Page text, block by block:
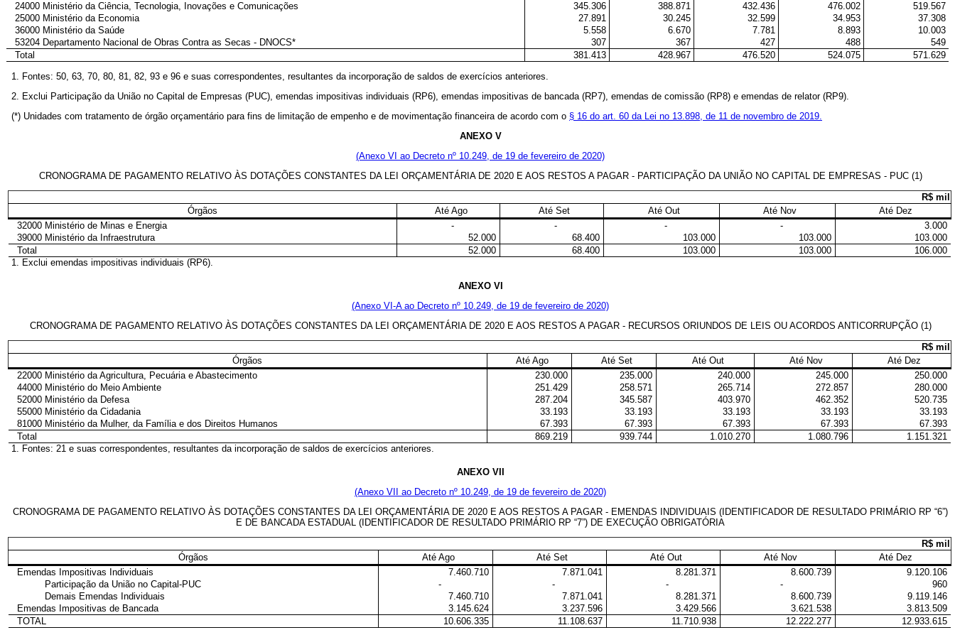
24000 Ministério da Ciência, Tecnologia, Inovações e Comunicações
345.306 388.871 432.436 476.002
519.567
25000 Ministério da Economia
27.891 30.245 32.599 34.953
37.308
36000 Ministério da Saúde
5.558 6.670 7.781 8.893
10.003
53204 Departamento Nacional de Obras Contra as Secas - DNOCS*
307 367 427 488
549
Total
381.413 428.967 476.520 524.075
571.629
1. Fontes: 50, 63, 70, 80, 81, 82, 93 e 96 e suas correspondentes, resultantes da incorporação de saldos de exercícios anteriores.
2. Exclui Participação da União no Capital de Empresas (PUC), emendas impositivas individuais (RP6), emendas impositivas de bancada (RP7), emendas de comissão (RP8) e emendas de relator (RP9).
(*) Unidades com tratamento de órgão orçamentário para fins de limitação de empenho e de movimentação financeira de acordo com o § 16 do art. 60 da Lei no 13.898, de 11 de novembro de 2019.
ANEXO V
(Anexo VI ao Decreto nº 10.249, de 19 de fevereiro de 2020)
CRONOGRAMA DE PAGAMENTO RELATIVO ÀS DOTAÇÕES CONSTANTES DA LEI ORÇAMENTÁRIA DE 2020 E AOS RESTOS A PAGAR - PARTICIPAÇÃO DA UNIÃO NO CAPITAL DE EMPRESAS - PUC (1)
R$ mil
Órgãos
Até Ago Até Set Até Out Até Nov
Até Dez
32000 Ministério de Minas e Energia
- - - -
3.000
39000 Ministério da Infraestrutura
52.000 68.400 103.000 103.000
103.000
Total
52.000 68.400 103.000 103.000
106.000
1. Exclui emendas impositivas individuais (RP6).
ANEXO VI
(Anexo VI-A ao Decreto nº 10.249, de 19 de fevereiro de 2020)
CRONOGRAMA DE PAGAMENTO RELATIVO ÀS DOTAÇÕES CONSTANTES DA LEI ORÇAMENTÁRIA DE 2020 E AOS RESTOS A PAGAR - RECURSOS ORIUNDOS DE LEIS OU ACORDOS ANTICORRUPÇÃO (1)
R$ mil
Órgãos
Até Ago Até Set Até Out Até Nov
Até Dez
22000 Ministério da Agricultura, Pecuária e Abastecimento
230.000 235.000 240.000 245.000
250.000
44000 Ministério do Meio Ambiente
251.429 258.571 265.714 272.857
280.000
52000 Ministério da Defesa
287.204 345.587 403.970 462.352
520.735
55000 Ministério da Cidadania
33.193 33.193 33.193 33.193
33.193
81000 Ministério da Mulher, da Família e dos Direitos Humanos
67.393 67.393 67.393 67.393
67.393
Total
869.219 939.744 1.010.270 1.080.796
1.151.321
1. Fontes: 21 e suas correspondentes, resultantes da incorporação de saldos de exercícios anteriores.
ANEXO VII
(Anexo VII ao Decreto nº 10.249, de 19 de fevereiro de 2020)
CRONOGRAMA DE PAGAMENTO RELATIVO ÀS DOTAÇÕES CONSTANTES DA LEI ORÇAMENTÁRIA DE 2020 E AOS RESTOS A PAGAR - EMENDAS INDIVIDUAIS (IDENTIFICADOR DE RESULTADO PRIMÁRIO RP “6”)
E DE BANCADA ESTADUAL (IDENTIFICADOR DE RESULTADO PRIMÁRIO RP “7”) DE EXECUÇÃO OBRIGATÓRIA
R$ mil
Órgãos
Até Ago Até Set Até Out Até Nov
Até Dez
Emendas Impositivas Individuais
7.460.710 7.871.041 8.281.371 8.600.739
9.120.106
Participação da União no Capital-PUC
- - - -
960
Demais Emendas Individuais
7.460.710 7.871.041 8.281.371 8.600.739
9.119.146
Emendas Impositivas de Bancada
3.145.624 3.237.596 3.429.566 3.621.538
3.813.509
TOTAL
10.606.335 11.108.637 11.710.938 12.222.277 12.933.615